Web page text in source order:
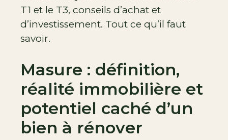
T1 et le T3, conseils d’achat et
d’investissement. Tout ce qu’il faut
savoir.
Masure : définition,
réalité immobilière et
potentiel caché d’un
bien à rénover